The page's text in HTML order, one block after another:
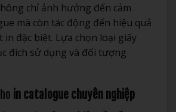
chỉ ảnh hưởng đến cảm
mà còn tác động đến hiệu quả
in đặc biệt. Lựa chọn loại giấy
đích sử dụng và đối tượng
in catalogue chuyên nghiệp